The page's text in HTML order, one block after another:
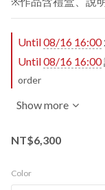
Until08/16 16:00
Until08/16 16:00
order
Show more
NT$6,300
Color